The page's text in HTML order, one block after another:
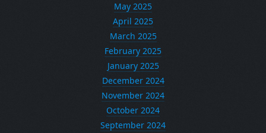
May 2025
April 2025
March 2025
February 2025
January 2025
December 2024
November 2024
October 2024
September 2024